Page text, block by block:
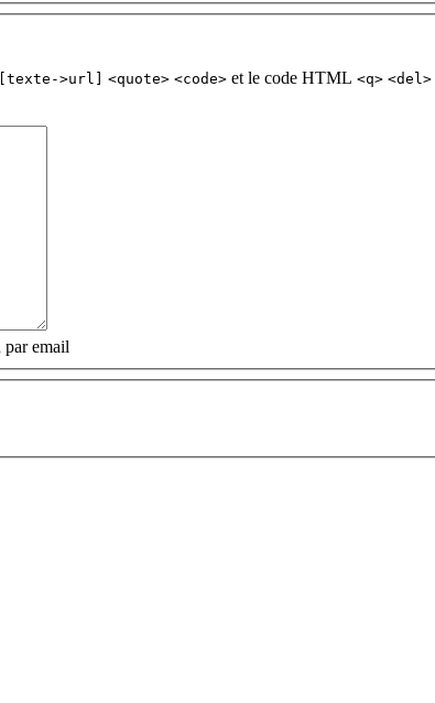
[texte->url] <quote> <code> et le code HTML <q> <del>
par email